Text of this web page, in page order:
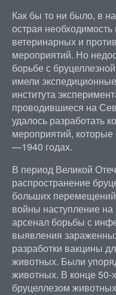
Как бы то ни было, в
острая
ветеринарных и
мероприятий. Но
борьбе с
имели
института
проводившиеся на
удалось разработать
мероприятий, которые
—1940 годах.
В период Великой
распространение
больших
войны наступление
арсенал борьбы с
выявления
разработки вакцины
животных. Были
животных. В конце 50-
бруцеллезом